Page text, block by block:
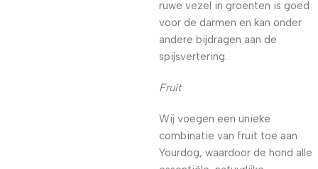
ruwe vezel in groenten is goed
voor de darmen en kan onder
andere bijdragen aan de
spijsvertering.
Fruit
Wij voegen een unieke
combinatie van fruit toe aan
Yourdog, waardoor de hond alle